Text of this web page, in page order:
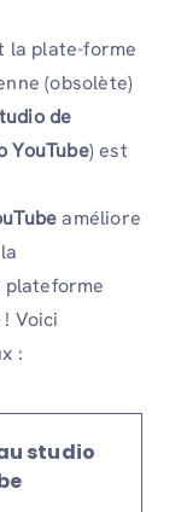
la plate-forme
(obsolète)
de
YouTube) est
améliore
plateforme
Voici
:
studio